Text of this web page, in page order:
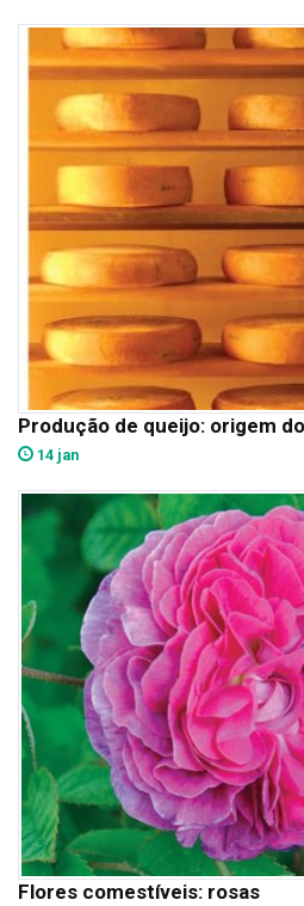
Produção de queijo: origem
14 jan
Flores comestíveis: rosas